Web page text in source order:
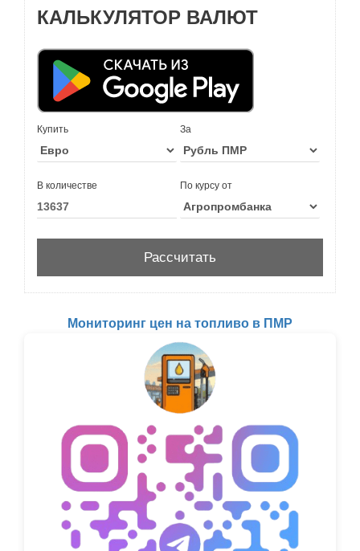
КАЛЬКУЛЯТОР ВАЛЮТ
Купить За
В количестве По курсу от
Мониторинг цен на топливо в ПМР